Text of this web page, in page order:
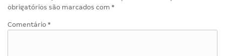
obrigatórios são marcados com *
Comentário *